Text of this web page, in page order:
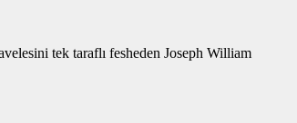
tek taraflı fesheden Joseph William